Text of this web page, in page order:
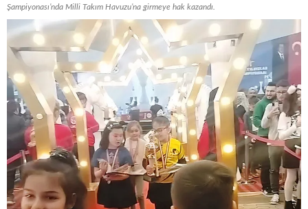
Şampiyonası’nda Milli Takım Havuzu’na girmeye hak kazandı.